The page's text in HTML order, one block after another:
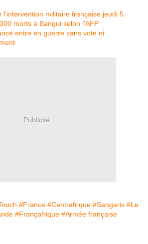
l'intervention militaire française jeudi 5
morts à Bangui selon l'AFP
entre en guerre sans vote ni
Publicité
#France #Centrafrique #Sangaris #Le
#Françafrique #Armée française